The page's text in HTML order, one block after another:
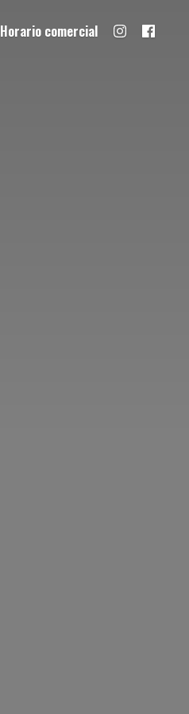
Horario comercial